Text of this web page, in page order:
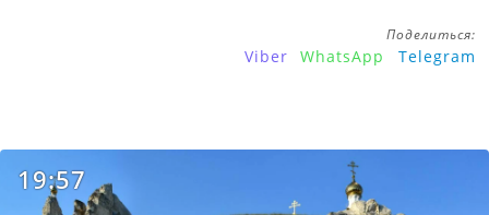
Поделиться:
Viber WhatsApp Telegram
19:57